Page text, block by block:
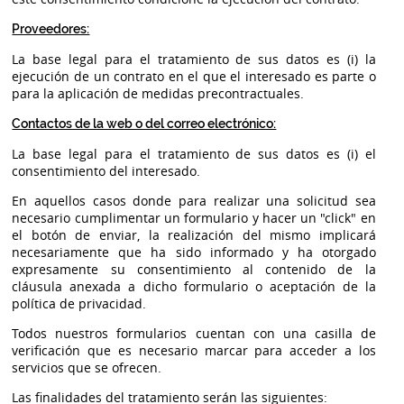
Proveedores:
La base legal para el tratamiento de sus datos es (i) la
ejecución de un contrato en el que el interesado es parte o
para la aplicación de medidas precontractuales.
Contactos de la web o del correo electrónico:
La base legal para el tratamiento de sus datos es (i) el
consentimiento del interesado.
En aquellos casos donde para realizar una solicitud sea
necesario cumplimentar un formulario y hacer un "click" en
el botón de enviar, la realización del mismo implicará
necesariamente que ha sido informado y ha otorgado
expresamente su consentimiento al contenido de la
cláusula anexada a dicho formulario o aceptación de la
política de privacidad.
Todos nuestros formularios cuentan con una casilla de
verificación que es necesario marcar para acceder a los
servicios que se ofrecen.
Las finalidades del tratamiento serán las siguientes: